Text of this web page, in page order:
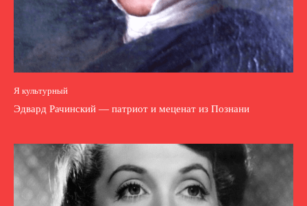
Я культурный
Эдвард Рачинский — патриот и меценат из Познани